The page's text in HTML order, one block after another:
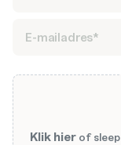
Klik hierof sleep